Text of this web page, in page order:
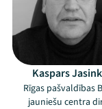
Kaspars
Rīgas pašvaldības
jauniešu centra